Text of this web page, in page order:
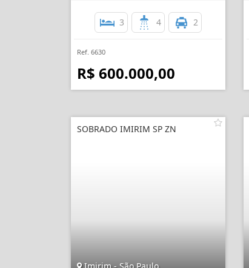
3 4 2
Ref. 6630
R$ 600.000,00
SOBRADO IMIRIM SP ZN